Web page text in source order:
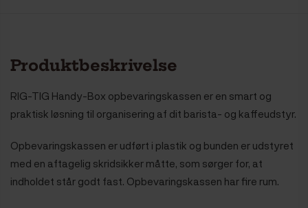
Produktbeskrivelse
RIG-TIG Handy-Box opbevaringskassen er en smart og
praktisk løsning til organisering af dit barista- og kaffeudstyr.
Opbevaringskassen er udført i plastik og bunden er udstyret
med en aftagelig skridsikker måtte, som sørger for, at
indholdet står godt fast. Opbevaringskassen har fire rum.